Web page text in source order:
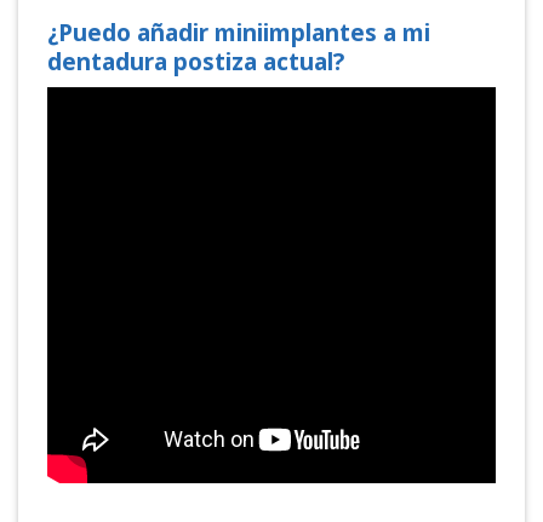
¿Puedo añadir miniimplantes a mi
dentadura postiza actual?
manchas dentales?